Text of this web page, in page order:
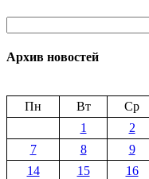
Архив новостей
Пн
Вт Ср
1
2
7
8 9
14
15 16